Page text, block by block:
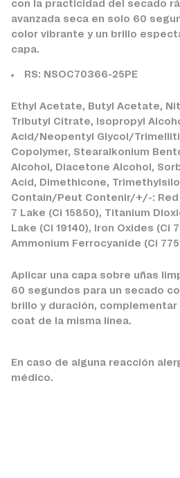
con la practicidad del secado
avanzada seca en solo 60
color vibrante y un brillo
capa.
RS: NSOC70366-25PE
Ethyl Acetate, Butyl Acetate,
Tributyl Citrate, Isopropyl
Acid/Neopentyl Glycol/
Copolymer, Stearalkonium
Alcohol, Diacetone Alcohol,
Acid, Dimethicone,
Contain/Peut Contenir/+/-: Red
7 Lake (Ci 15850), Titanium
Lake (Ci 19140), Iron Oxides (Ci
Ammonium Ferrocyanide (Ci
Aplicar una capa sobre uñas
60 segundos para un secado
brillo y duración,
coat de la misma línea.
En caso de alguna reacción
médico.